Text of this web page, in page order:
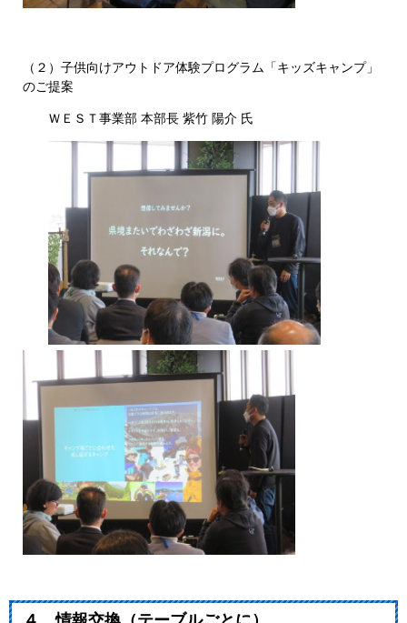
（２）子供向けアウトドア体験プログラム「キッズキャンプ」
のご提案
ＷＥＳＴ事業部 本部長 紫竹 陽介 氏